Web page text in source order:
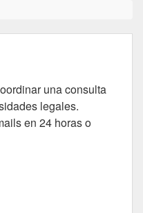
una consulta
legales.
en 24 horas o